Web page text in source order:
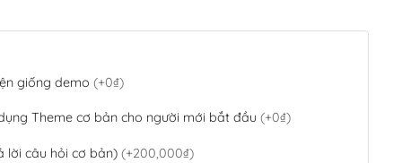
giống demo (+0₫)
Theme cơ bản cho người mới bắt đầu (+0₫)
lời câu hỏi cơ bản) (+200,000₫)